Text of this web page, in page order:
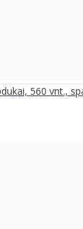
560 vnt.,